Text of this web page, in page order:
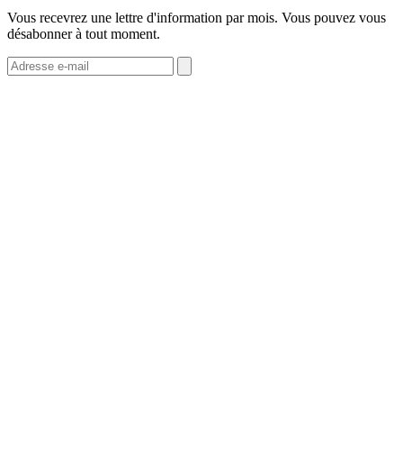
Vous recevrez une lettre d'information par mois. Vous pouvez vous
désabonner à tout moment.